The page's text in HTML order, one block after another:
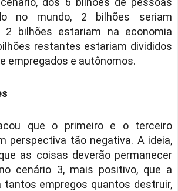
no mundo, 2 bilhões seriam
2 bilhões estariam na economia
restantes estariam divididos
empregados e autônomos.
que o primeiro e o terceiro
perspectiva tão negativa. A ideia,
as coisas deverão permanecer
cenário 3, mais positivo, que a
tantos empregos quantos destruir,